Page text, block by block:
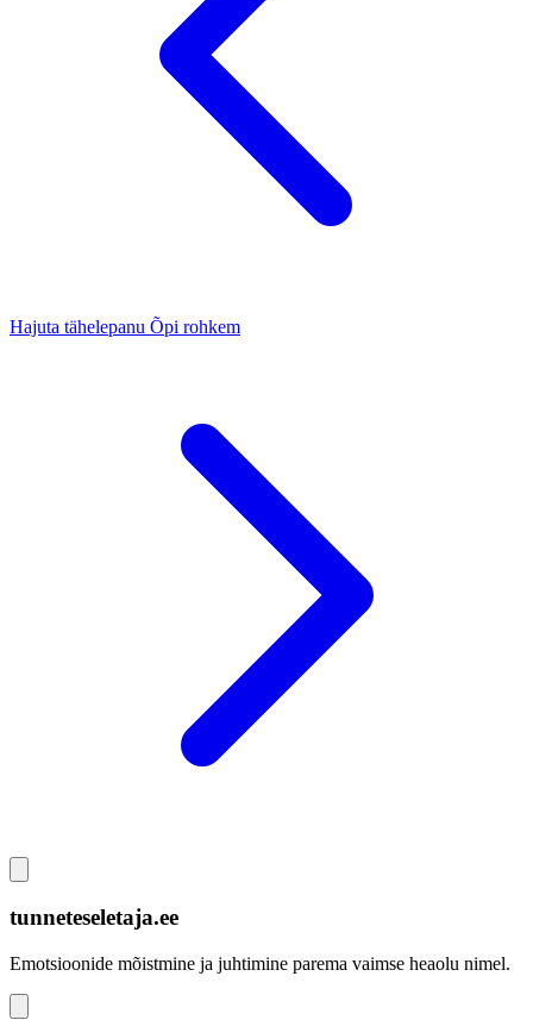
Hajuta tähelepanu Õpi rohkem
tunneteseletaja.ee
Emotsioonide mõistmine ja juhtimine parema vaimse heaolu nimel.